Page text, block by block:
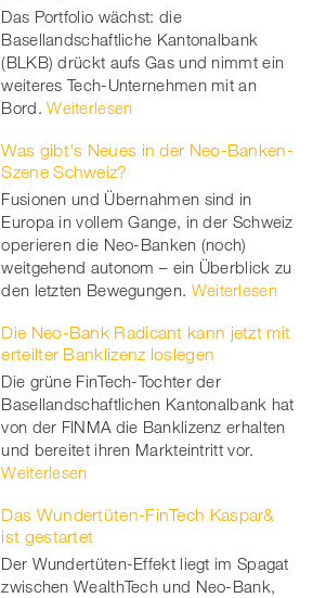
Das Portfolio wächst: die
Basellandschaftliche Kantonalbank
(BLKB) drückt aufs Gas und nimmt ein
weiteres Tech-Unternehmen mit an
Bord. Weiterlesen
Was gibt's Neues in der Neo-Banken-
Szene Schweiz?
Fusionen und Übernahmen sind in
Europa in vollem Gange, in der Schweiz
operieren die Neo-Banken (noch)
weitgehend autonom – ein Überblick zu
den letzten Bewegungen. Weiterlesen
Die Neo-Bank Radicant kann jetzt mit
erteilter Banklizenz loslegen
Die grüne FinTech-Tochter der
Basellandschaftlichen Kantonalbank hat
von der FINMA die Banklizenz erhalten
und bereitet ihren Markteintritt vor.
Weiterlesen
Das Wundertüten-FinTech Kaspar&
ist gestartet
Der Wundertüten-Effekt liegt im Spagat
zwischen WealthTech und Neo-Bank,